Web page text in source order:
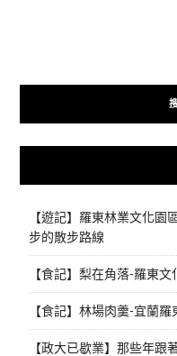
【遊記】羅東林業文化園
步的散步路線
【食記】梨在角落-羅東
【食記】林場肉羹-宜蘭
【政大已歇業】那些年跟